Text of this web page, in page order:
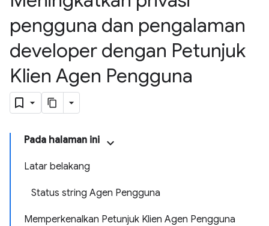
pengguna dan pengalaman
developer dengan Petunjuk
Klien Agen Pengguna
Pada halaman ini
Latar belakang
Status string Agen Pengguna
Memperkenalkan Petunjuk Klien Agen Pengguna